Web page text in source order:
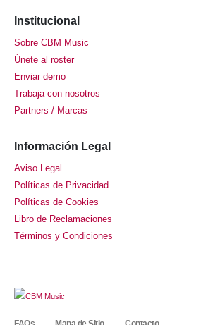
Institucional
Sobre CBM Music
Únete al roster
Enviar demo
Trabaja con nosotros
Partners / Marcas
Información Legal
Aviso Legal
Políticas de Privacidad
Políticas de Cookies
Libro de Reclamaciones
Términos y Condiciones